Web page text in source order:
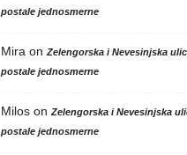
postale jednosmerne
Mira on Zelengorska i Nevesinjska
postale jednosmerne
Miloson Zelengorska i Nevesinjska
postale jednosmerne